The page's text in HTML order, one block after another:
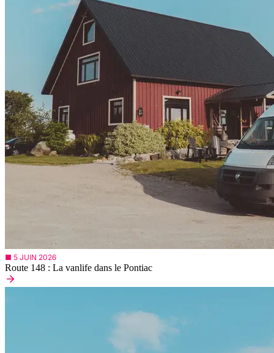
■ 5 JUIN 2026
Route 148 : La vanlife dans le Pontiac